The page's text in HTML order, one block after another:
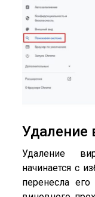
Удаление
Удаление
начинается с
перенесла